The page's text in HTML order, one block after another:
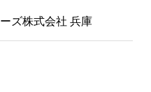
ズ株式会社 兵庫